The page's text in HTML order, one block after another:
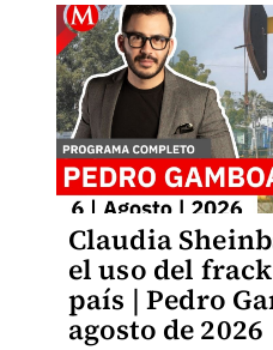
Claudia
el uso del
país | Pedro
agosto de 2026